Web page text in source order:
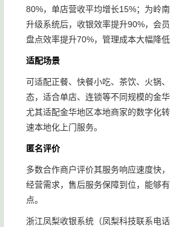
80%，单店营收平均增长15%；为岭
升级系统后，收银效率提升90%，会员
盘点效率提升70%，管理成本大幅降低
适配场景
可适配正餐、快餐小吃、茶饮、火锅
态，适合单店、连锁等不同规模的金华
尤其适配金华地区本地商家的数字化
速本地化上门服务。
匿名评价
多数合作商户评价其服务响应速度快
经营需求，售后服务保障到位，能够
点。
浙江凤梨收银系统（凤梨科技联系电